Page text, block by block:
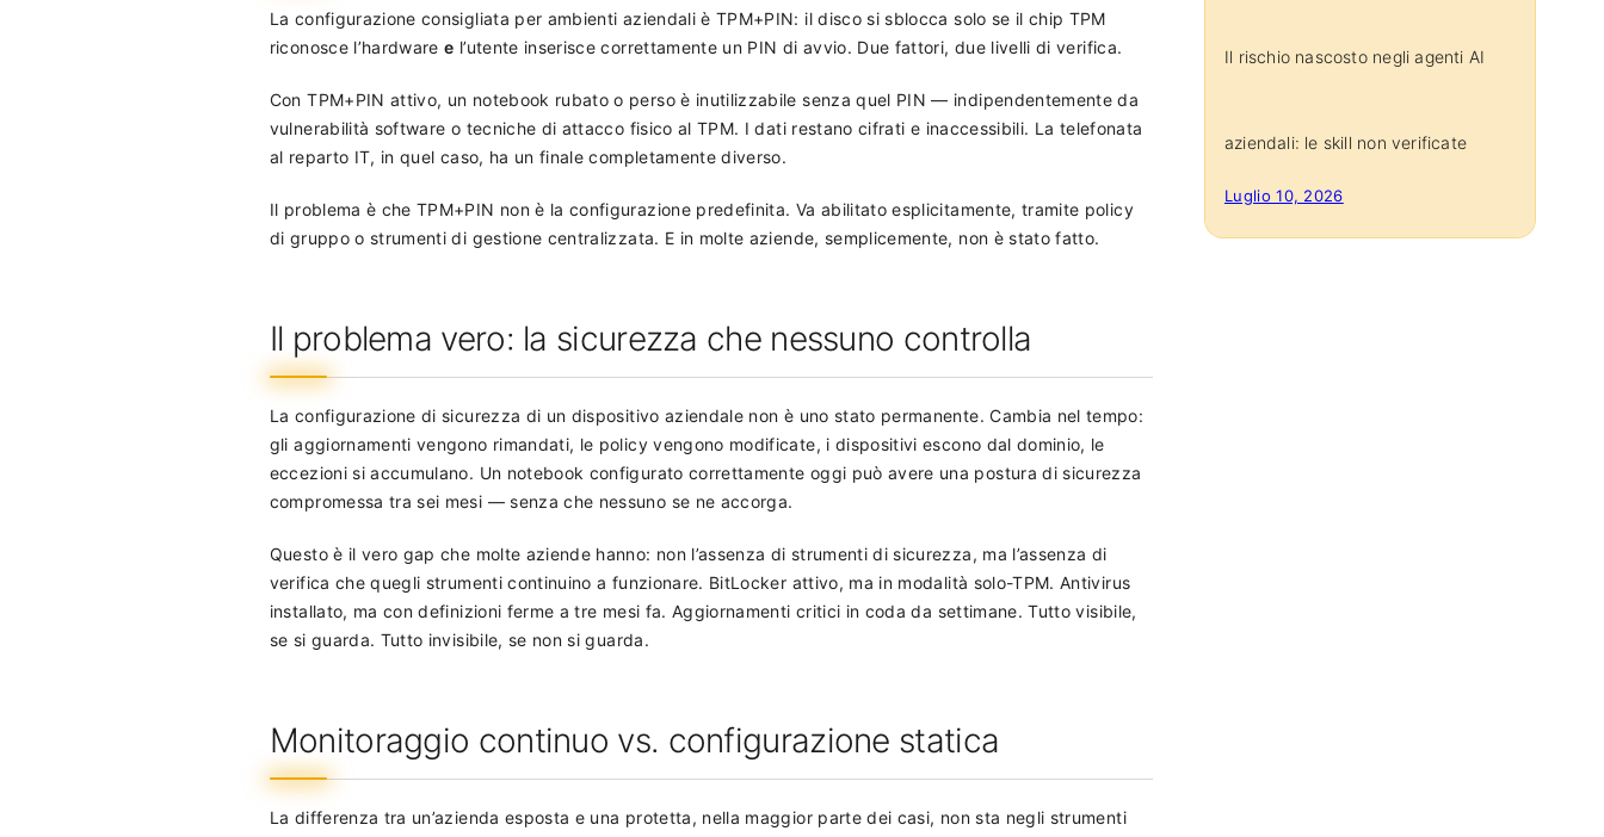
La configurazione consigliata per ambienti aziendali è TPM+PIN: il disco si sblocca solo se il chip TPM
riconosce l’hardwaree l’utente inserisce correttamente un PIN di avvio. Due fattori, due livelli di verifica.
Con TPM+PIN attivo, un notebook rubato o perso è inutilizzabile senza quel PIN — indipendentemente da
vulnerabilità software o tecniche di attacco fisico al TPM. I dati restano cifrati e inaccessibili. La telefonata
al reparto IT, in quel caso, ha un finale completamente diverso.
Il problema è che TPM+PIN non è la configurazione predefinita. Va abilitato esplicitamente, tramite policy
di gruppo o strumenti di gestione centralizzata. E in molte aziende, semplicemente, non è stato fatto.
Il problema vero: la sicurezza che nessuno controlla
La configurazione di sicurezza di un dispositivo aziendale non è uno stato permanente. Cambia nel tempo:
gli aggiornamenti vengono rimandati, le policy vengono modificate, i dispositivi escono dal dominio, le
eccezioni si accumulano. Un notebook configurato correttamente oggi può avere una postura di sicurezza
compromessa tra sei mesi — senza che nessuno se ne accorga.
Questo è il vero gap che molte aziende hanno: non l’assenza di strumenti di sicurezza, ma l’assenza di
verifica che quegli strumenti continuino a funzionare. BitLocker attivo, ma in modalità solo-TPM. Antivirus
installato, ma con definizioni ferme a tre mesi fa. Aggiornamenti critici in coda da settimane. Tutto visibile,
se si guarda. Tutto invisibile, se non si guarda.
Monitoraggio continuo vs. configurazione statica
La differenza tra un’azienda esposta e una protetta, nella maggior parte dei casi, non sta negli strumenti
Il rischio nascosto negli agenti AI
aziendali: le skill non verificate
Luglio 10, 2026